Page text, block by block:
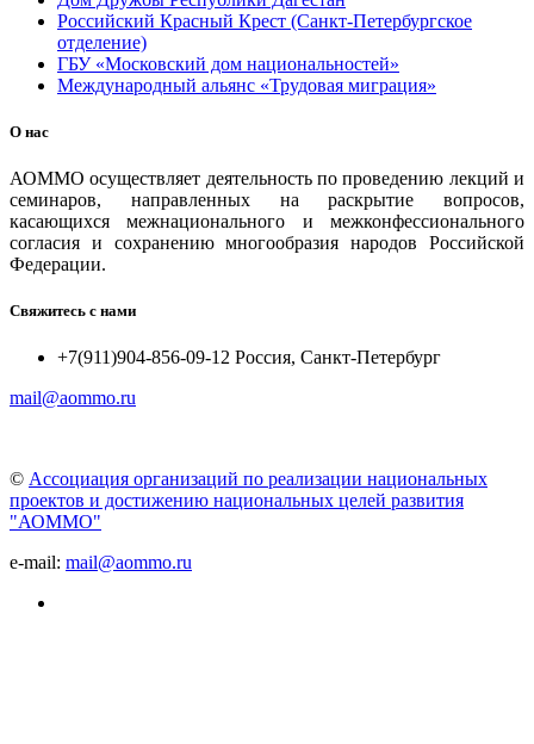
Российский Красный Крест (Санкт-Петербургское
отделение)
ГБУ «Московский дом национальностей»
Международный альянс «Трудовая миграция»
О нас
АОММО осуществляет деятельность по проведению лекций и
семинаров, направленных на раскрытие вопросов,
касающихся межнационального и межконфессионального
согласия и сохранению многообразия народов Российской
Федерации.
Свяжитесь с нами
+7(911)904-856-09-12 Россия, Санкт-Петербург
mail@aommo.ru
© Ассоциация организаций по реализации национальных
проектов и достижению национальных целей развития
"АОММО"
e-mail: mail@aommo.ru